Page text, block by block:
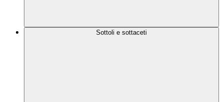
Sottoli e sottaceti